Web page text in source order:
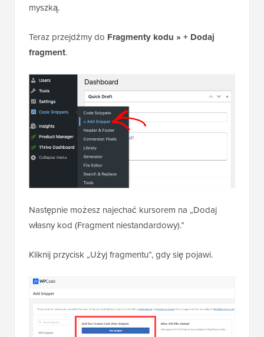
myszką.
Teraz przejdźmy do Fragmenty kodu » + Dodaj
fragment.
Następnie możesz najechać kursorem na „Dodaj
własny kod (Fragment niestandardowy).”
Kliknij przycisk „Użyj fragmentu”, gdy się pojawi.